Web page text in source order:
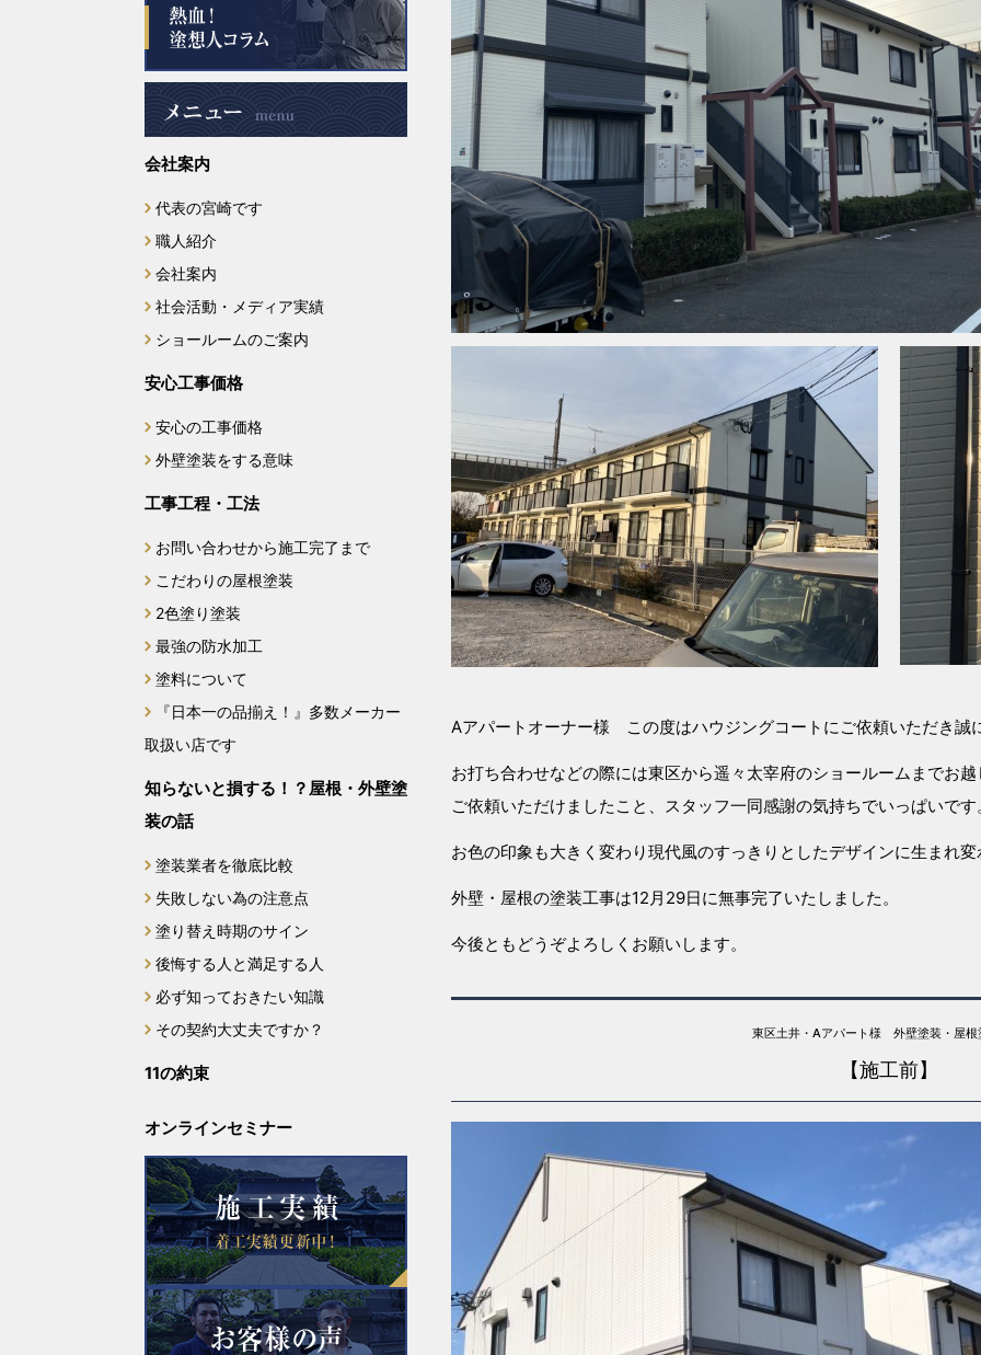
Aアパートオーナー様 この度はハウジングコートにご依頼いただき誠
お打ち合わせなどの際には東区から遥々太宰府のショールームまでお
ご依頼いただけましたこと、スタッフ一同感謝の気持ちでいっぱいです
お色の印象も大きく変わり現代風のすっきりとしたデザインに生まれ
外壁・屋根の塗装工事は12月29日に無事完了いたしました。
今後ともどうぞよろしくお願いします。
東区土井・Aアパート様 外壁塗装・屋根
【施工前】
会社案内
代表の宮崎です
職人紹介
会社案内
社会活動・メディア実績
ショールームのご案内
安心工事価格
安心の工事価格
外壁塗装をする意味
工事工程・工法
お問い合わせから施工完了まで
こだわりの屋根塗装
2色塗り塗装
最強の防水加工
塗料について
『日本一の品揃え！』多数メーカー
取扱い店です
知らないと損する！？屋根・外壁塗
装の話
塗装業者を徹底比較
失敗しない為の注意点
塗り替え時期のサイン
後悔する人と満足する人
必ず知っておきたい知識
その契約大丈夫ですか？
11の約束
オンラインセミナー